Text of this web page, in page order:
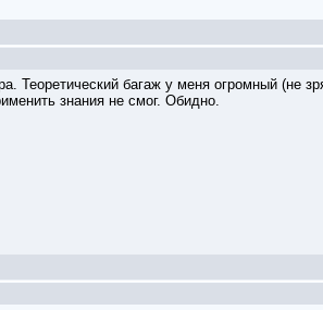
Теоретический багаж у меня огромный (не
знания не смог. Обидно.